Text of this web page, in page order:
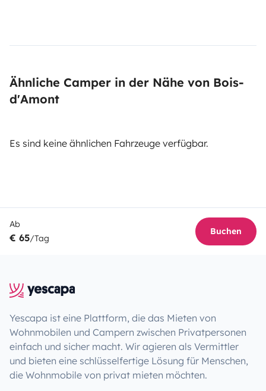
Ähnliche Camper in der Nähe von Bois-
d'Amont
Es sind keine ähnlichen Fahrzeuge verfügbar.
Ab
€ 65/Tag
Buchen
Yescapa ist eine Plattform, die das Mieten von
Wohnmobilen und Campern zwischen Privatpersonen
einfach und sicher macht. Wir agieren als Vermittler
und bieten eine schlüsselfertige Lösung für Menschen,
die Wohnmobile von privat mieten möchten.